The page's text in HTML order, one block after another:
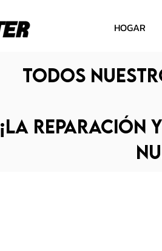
HOGAR
Todos
¡La reparación